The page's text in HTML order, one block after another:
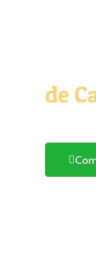
de